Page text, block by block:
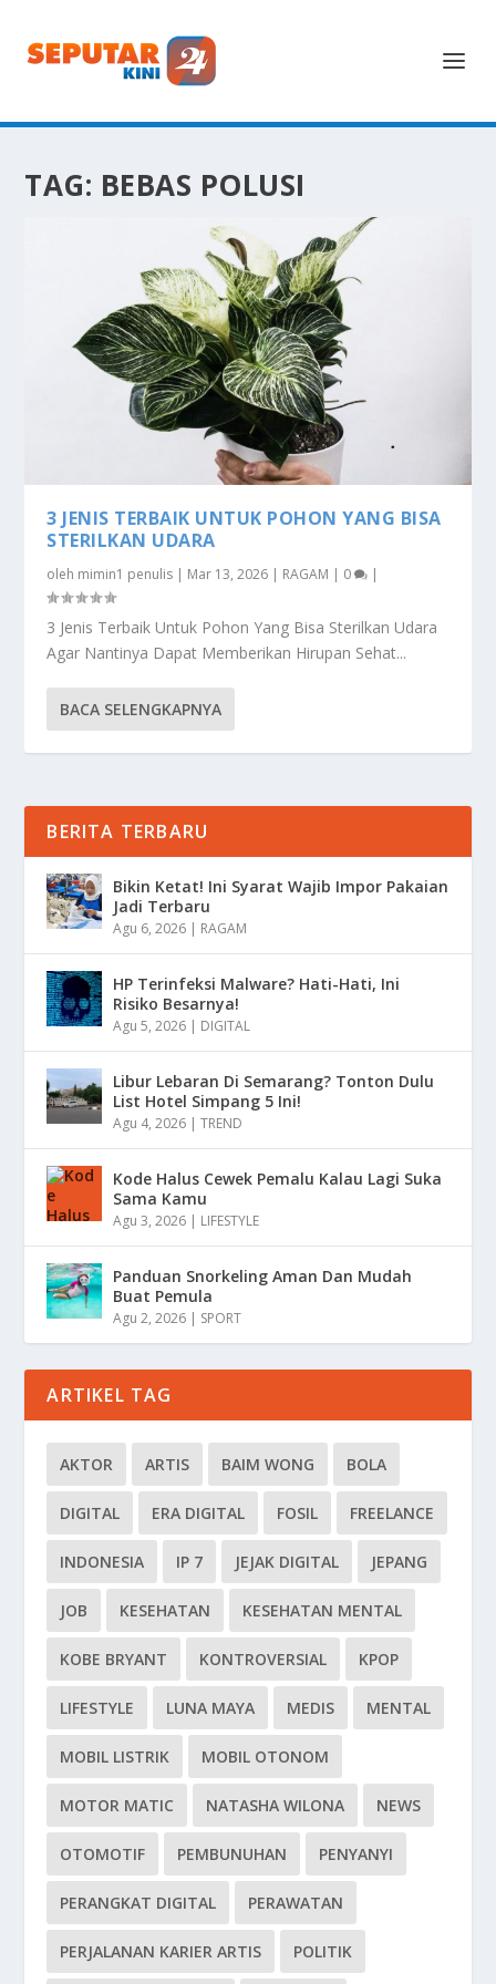
TAG: BEBAS POLUSI
3 JENIS TERBAIK UNTUK POHON YANG BISA
STERILKAN UDARA
oleh mimin1 penulis | Mar 13, 2026 | RAGAM | 0 |
3 Jenis Terbaik Untuk Pohon Yang Bisa Sterilkan Udara
Agar Nantinya Dapat Memberikan Hirupan Sehat...
BACA SELENGKAPNYA
BERITA TERBARU
Bikin Ketat! Ini Syarat Wajib Impor Pakaian
Jadi Terbaru
Agu 6, 2026 | RAGAM
HP Terinfeksi Malware? Hati-Hati, Ini
Risiko Besarnya!
Agu 5, 2026 | DIGITAL
Libur Lebaran Di Semarang? Tonton Dulu
List Hotel Simpang 5 Ini!
Agu 4, 2026 |TREND
Kode Halus Cewek Pemalu Kalau Lagi Suka
Sama Kamu
Agu 3, 2026 | LIFESTYLE
Panduan Snorkeling Aman Dan Mudah
Buat Pemula
Agu 2, 2026 | SPORT
ARTIKEL TAG
AKTOR ARTIS BAIM WONG BOLA
DIGITAL ERA DIGITAL FOSIL FREELANCE
INDONESIA IP 7 JEJAK DIGITAL JEPANG
JOB KESEHATAN KESEHATAN MENTAL
KOBE BRYANT KONTROVERSIAL KPOP
LIFESTYLE LUNA MAYA MEDIS MENTAL
MOBIL LISTRIK MOBIL OTONOM
MOTOR MATIC NATASHA WILONA NEWS
OTOMOTIF PEMBUNUHAN PENYANYI
PERANGKAT DIGITAL PERAWATAN
PERJALANAN KARIER ARTIS POLITIK